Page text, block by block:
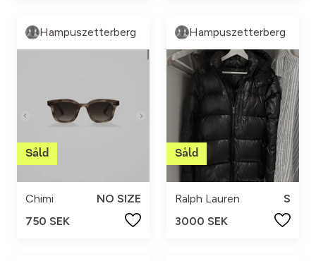
Hampuszetterberg
Chimi
NO SIZE
750 SEK
Hampuszetterberg
Ralph Lauren
S
3000 SEK